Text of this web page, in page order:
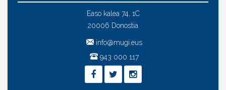
Easo kalea 74, 1C
20006 Donostia
info@mugi.eus
943 000 117